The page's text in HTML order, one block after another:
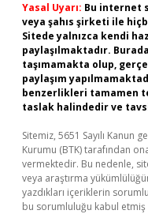
Yasal Uyarı: Bu internet
veya şahıs şirketi ile
Sitede yalnızca kendi
paylaşılmaktadır.
taşımamakta olup,
paylaşım
benzerlikleri tamamen
taslak halindedir ve
Sitemiz, 5651 Sayılı Kanun
Kurumu (BTK) tarafından
vermektedir. Bu nedenle,
veya araştırma
yazdıkları içeriklerin
bu sorumluluğu kabul etmiş